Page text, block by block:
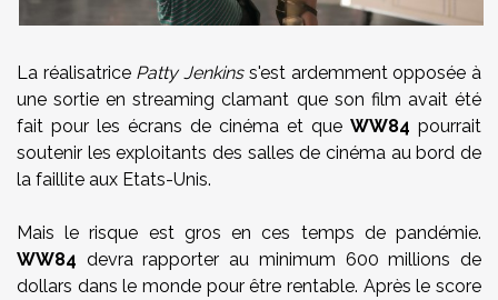
La réalisatrice Patty Jenkinss'est ardemment opposée à
une sortie en streaming clamant que son film avait été
fait pour les écrans de cinéma et que WW84 pourrait
soutenir les exploitants des salles de cinéma au bord de
la faillite aux Etats-Unis.
Mais le risque est gros en ces temps de pandémie.
WW84 devra rapporter au minimum 600 millions de
dollars dans le monde pour être rentable. Après le score